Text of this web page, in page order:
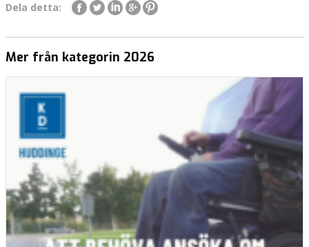
Dela detta:
Mer från kategorin 2026